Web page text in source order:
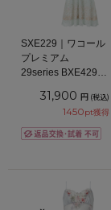
SXE229｜ワコール
プレミアム
29series BXE429シ
31,900 円 (税込)
1450pt獲得